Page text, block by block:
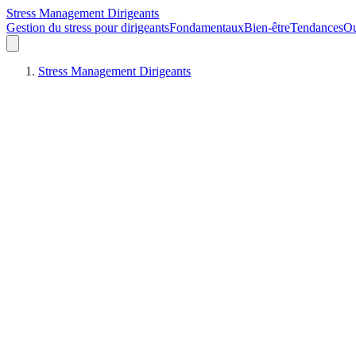
Stress Management Dirigeants
Gestion du stress pour dirigeantsFondamentauxBien-êtreTendances
Stress Management Dirigeants